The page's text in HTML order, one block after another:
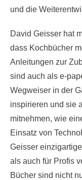
und die
David Geisser hat
dass Kochbücher
Anleitungen zur
sind auch als e-
Wegweiser in der
inspirieren und sie
mitnehmen, wie
Einsatz von
Geisser
als auch für Profis
Bücher sind nicht